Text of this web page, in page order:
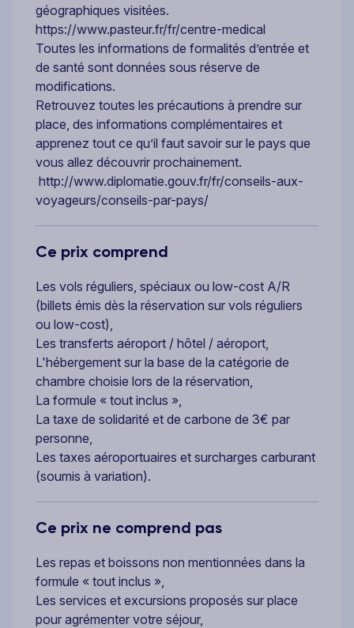
géographiques visitées.
https://www.pasteur.fr/fr/centre-medical
Toutes les informations de formalités d’entrée et
de santé sont données sous réserve de
modifications.
Retrouvez toutes les précautions à prendre sur
place, des informations complémentaires et
apprenez tout ce qu’il faut savoir sur le pays que
vous allez découvrir prochainement.
http://www.diplomatie.gouv.fr/fr/conseils-aux-
voyageurs/conseils-par-pays/
Ce prix comprend
Les vols réguliers, spéciaux ou low-cost A/R
(billets émis dès la réservation sur vols réguliers
ou low-cost),
Les transferts aéroport / hôtel / aéroport,
L'hébergement sur la base de la catégorie de
chambre choisie lors de la réservation,
La formule « tout inclus »,
La taxe de solidarité et de carbone de 3€ par
personne,
Les taxes aéroportuaires et surcharges carburant
(soumis à variation).
Ce prix ne comprend pas
Les repas et boissons non mentionnées dans la
formule « tout inclus »,
Les services et excursions proposés sur place
pour agrémenter votre séjour,